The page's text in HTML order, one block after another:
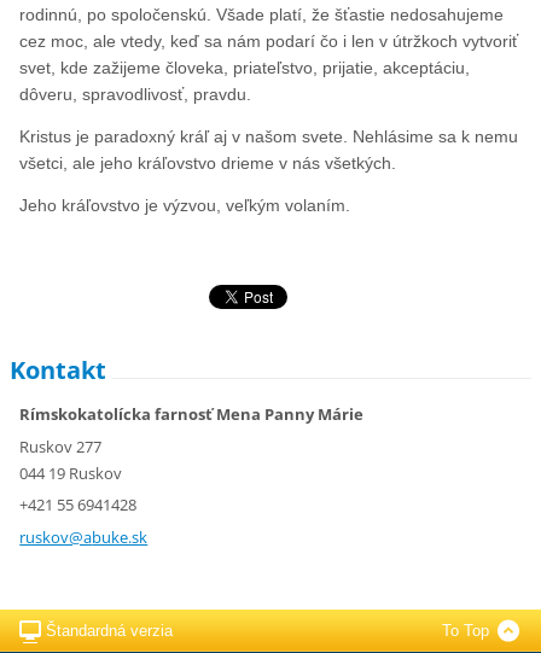
rodinnú, po spoločenskú. Všade platí, že šťastie nedosahujeme
cez moc, ale vtedy, keď sa nám podarí čo i len v útržkoch vytvoriť
svet, kde zažijeme človeka, priateľstvo, prijatie, akceptáciu,
dôveru, spravodlivosť, pravdu.
Kristus je paradoxný kráľ aj v našom svete. Nehlásime sa k nemu
všetci, ale jeho kráľovstvo drieme v nás všetkých.
Jeho kráľovstvo je výzvou, veľkým volaním.
Kontakt
Rímskokatolícka farnosť Mena Panny Márie
Ruskov 277
044 19 Ruskov
+421 55 6941428
ruskov@abuke.sk
Štandardná verzia To Top